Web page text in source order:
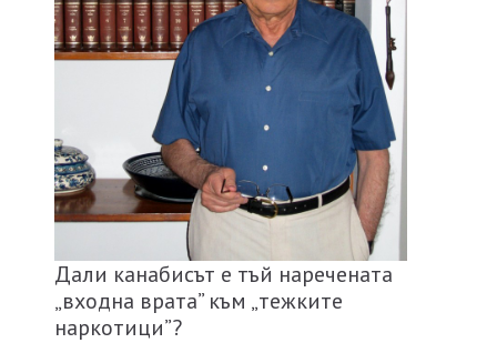
Дали канабисът е тъй наречената
„входна врата” към „тежките
наркотици”?